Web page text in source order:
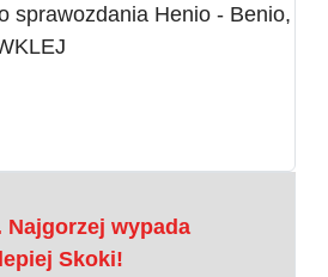
sprawozdania Henio - Benio,
Najgorzej wypada
Skoki!